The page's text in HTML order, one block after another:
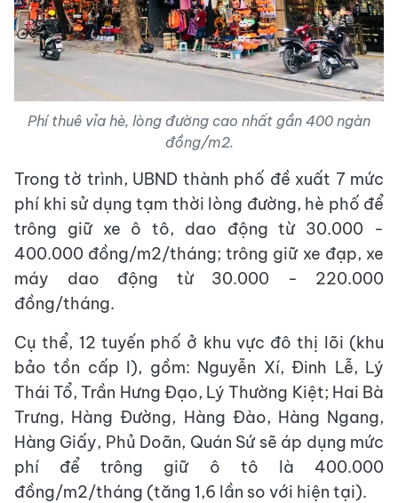
Phí thuê vỉa hè, lòng đường cao nhất gần 400 ngàn
đồng/m2.
Trong tờ trình, UBND thành phố đề xuất 7 mức
phí khi sử dụng tạm thời lòng đường, hè phố để
trông giữ xe ô tô, dao động từ 30.000 -
400.000 đồng/m2/tháng; trông giữ xe đạp, xe
máy dao động từ 30.000 - 220.000
đồng/tháng.
Cụ thể, 12 tuyến phố ở khu vực đô thị lõi (khu
bảo tồn cấp I), gồm: Nguyễn Xí, Đinh Lễ, Lý
Thái Tổ, Trần Hưng Đạo, Lý Thường Kiệt; Hai Bà
Trưng, Hàng Đường, Hàng Đào, Hàng Ngang,
Hàng Giấy, Phủ Doãn, Quán Sứ sẽ áp dụng mức
phí để trông giữ ô tô là 400.000
đồng/m2/tháng (tăng 1,6 lần so với hiện tại).